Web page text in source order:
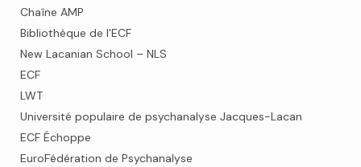
Chaîne AMP
Bibliothèque de l'ECF
New Lacanian School – NLS
ECF
LWT
Université populaire de psychanalyse Jacques-Lacan
ECF Échoppe
EuroFédération de Psychanalyse